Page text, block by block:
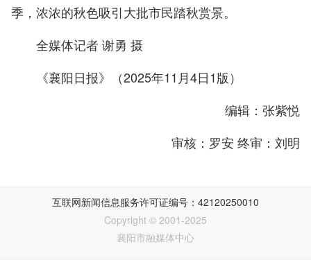
季，浓浓的秋色吸引大批市民踏秋赏景。
全媒体记者 谢勇 摄
《襄阳日报》（2025年11月4日1版）
编辑：张紫悦
审核：罗安 终审：刘明
互联网新闻信息服务许可证编号：42120250010
Copyright © 2001-2025
襄阳市融媒体中心